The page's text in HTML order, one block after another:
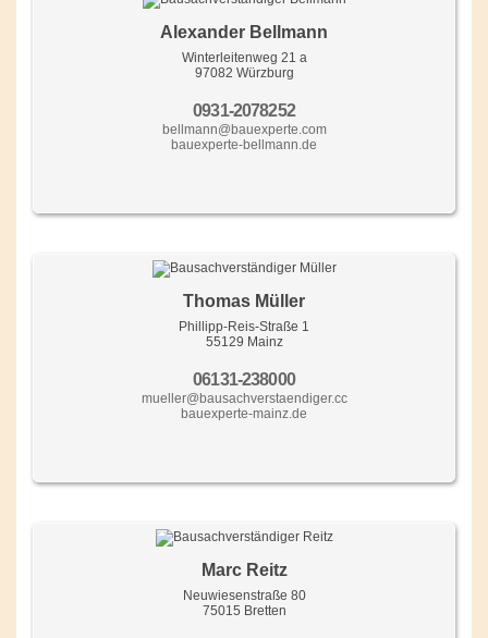
Alexander Bellmann
Winterleitenweg 21 a
97082 Würzburg
0931-2078252
bellmann@bauexperte.com
bauexperte-bellmann.de
Thomas Müller
Phillipp-Reis-Straße 1
55129 Mainz
06131-238000
mueller@bausachverstaendiger.cc
bauexperte-mainz.de
Marc Reitz
Neuwiesenstraße 80
75015 Bretten